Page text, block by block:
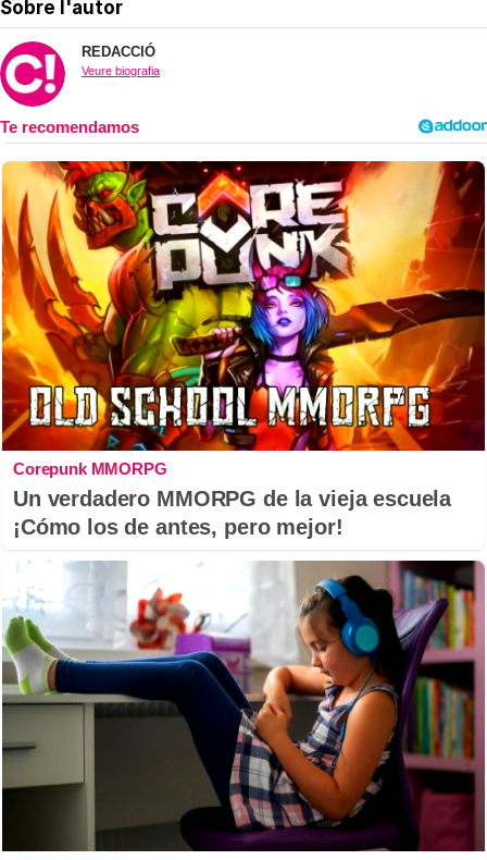
Sobre l'autor
REDACCIÓ
Veure biografia
Corepunk MMORPG
Un verdadero MMORPG de la vieja escuela
¡Cómo los de antes, pero mejor!